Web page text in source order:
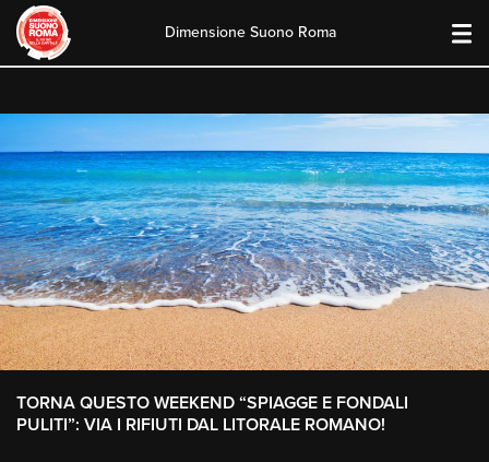
content
Dimensione Suono Roma
TORNA QUESTO WEEKEND “SPIAGGE E FONDALI
PULITI”: VIA I RIFIUTI DAL LITORALE ROMANO!